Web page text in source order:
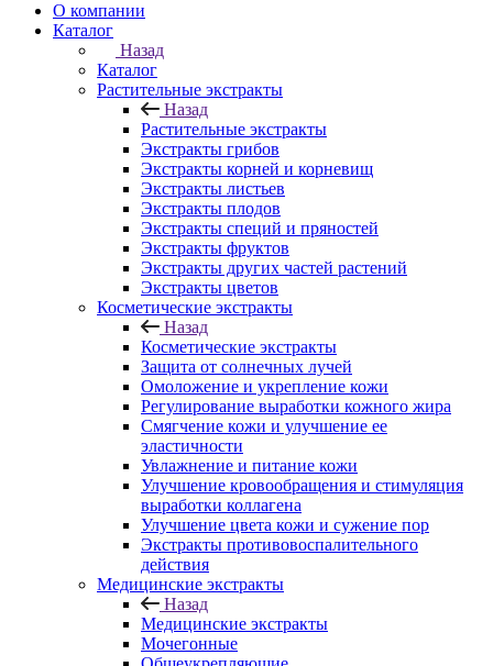
О компании
Каталог
Назад
Каталог
Растительные экстракты
Назад
Растительные экстракты
Экстракты грибов
Экстракты корней и корневищ
Экстракты листьев
Экстракты плодов
Экстракты специй и пряностей
Экстракты фруктов
Экстракты других частей растений
Экстракты цветов
Косметические экстракты
Назад
Косметические экстракты
Защита от солнечных лучей
Омоложение и укрепление кожи
Регулирование выработки кожного жира
Смягчение кожи и улучшение ее
эластичности
Увлажнение и питание кожи
Улучшение кровообращения и стимуляция
выработки коллагена
Улучшение цвета кожи и сужение пор
Экстракты противовоспалительного
действия
Медицинские экстракты
Назад
Медицинские экстракты
Мочегонные